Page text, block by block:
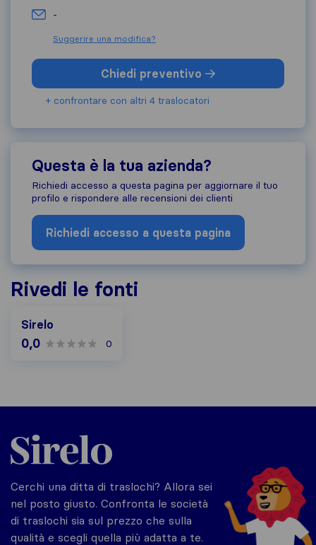
-
Suggerire una modifica?
Chiedi preventivo
+ confrontare con altri 4 traslocatori
Questa è la tua azienda?
Richiedi accesso a questa pagina per aggiornare il tuo
profilo e rispondere alle recensioni dei clienti
Richiedi accesso a questa pagina
Rivedi le fonti
Sirelo
0,0 0
Sirelo.it
Cerchi una ditta di traslochi? Allora sei
nel posto giusto. Confronta le società
di traslochi sia sul prezzo che sulla
qualità e scegli quella più adatta a te.